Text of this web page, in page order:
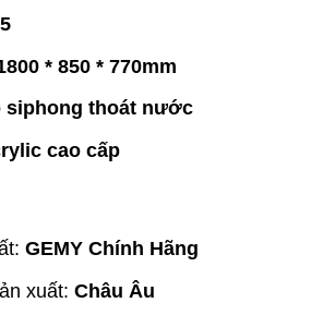
* 850 * 770mm
siphong thoát nước
cao cấp
GEMY Chính Hãng
xuất:Châu Âu